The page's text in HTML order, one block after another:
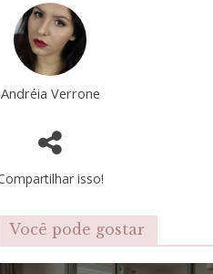
Andréia Verrone
isso!
Você pode gostar